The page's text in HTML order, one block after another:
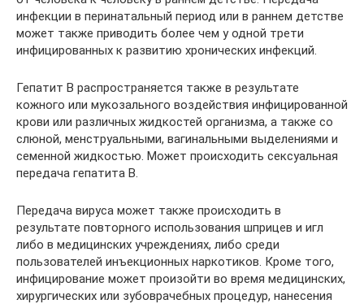
инфекции в перинатальный период или в раннем детстве
может также приводить более чем у одной трети
инфицированных к развитию хронических инфекций.
Гепатит B распространяется также в результате
кожного или мукозального воздействия инфицированной
крови или различных жидкостей организма, а также со
слюной, менструальными, вагинальными выделениями и
семенной жидкостью. Может происходить сексуальная
передача гепатита В.
Передача вируса может также происходить в
результате повторного использования шприцев и игл
либо в медицинских учреждениях, либо среди
пользователей инъекционных наркотиков. Кроме того,
инфицирование может произойти во время медицинских,
хирургических или зубоврачебных процедур, нанесения